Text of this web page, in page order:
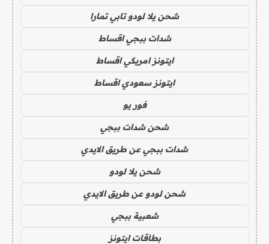
شحن يلا لودو تابي تمارا
شدات ببجي اقساط
ايتونز امريكي اقساط
ايتونز سعودي اقساط
فور يو
شحن شدات ببجي
شدات ببجي عن طريق الايدي
شحن يلا لودو
شحن لودو عن طريق الايدي
شعبية ببجي
بطاقات ايتونز